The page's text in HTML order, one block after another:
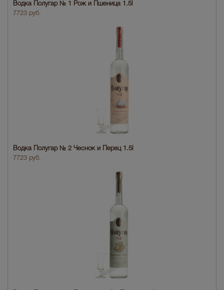
Водка Полугар № 1 Рож и Пшеница 1.5l
7723 руб.
Водка Полугар № 2 Чеснок и Перец 1.5l
7723 руб.